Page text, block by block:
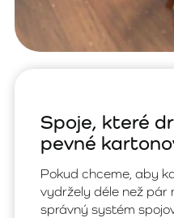
Spoje, které
pevné
Pokud chceme, aby
vydržely déle než pár
správný systém